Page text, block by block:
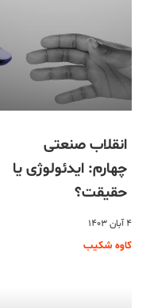
انقلاب صنعتی
چهارم: ایدئولوژی یا
حقیقت؟
۴ آبان ۱۴۰۳
کاوه شکیب